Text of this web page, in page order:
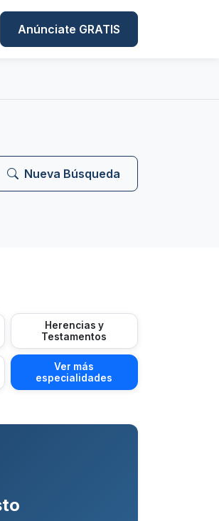
Anúnciate GRATIS
Nueva Búsqueda
Herencias y
Testamentos
Ver más
especialidades